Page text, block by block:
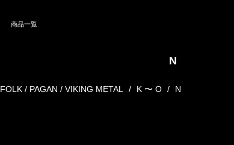
商品一覧
N
FOLK / PAGAN / VIKING METAL K 〜 O N